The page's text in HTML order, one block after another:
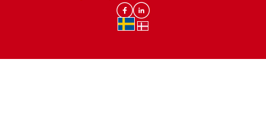
Lomax DK Facebook
Lomax SE LinkIn
sv-SEda-DK